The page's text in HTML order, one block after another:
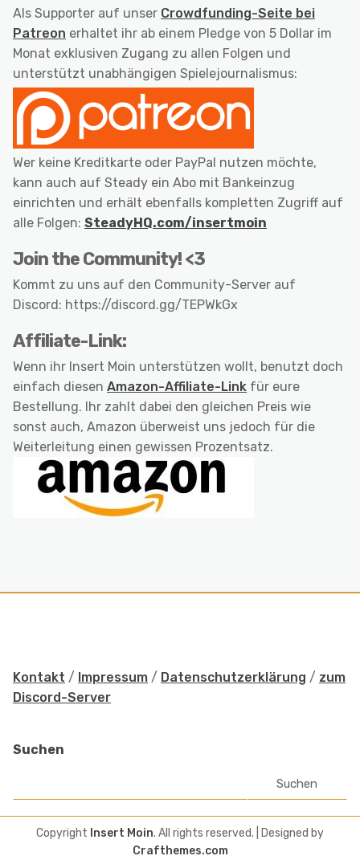
Als Supporter auf unser Crowdfunding-Seite bei
Patreon erhaltet ihr ab einem Pledge von 5 Dollar im
Monat exklusiven Zugang zu allen Folgen und
unterstützt unabhängigen Spielejournalismus:
Wer keine Kreditkarte oder PayPal nutzen möchte,
kann auch auf Steady ein Abo mit Bankeinzug
einrichten und erhält ebenfalls kompletten Zugriff auf
alle Folgen: SteadyHQ.com/insertmoin
Join the Community! <3
Kommt zu uns auf den Community-Server auf
Discord: https://discord.gg/TEPWkGx
Affiliate-Link:
Wenn ihr Insert Moin unterstützen wollt, benutzt doch
einfach diesen Amazon-Affiliate-Link für eure
Bestellung. Ihr zahlt dabei den gleichen Preis wie
sonst auch, Amazon überweist uns jedoch für die
Weiterleitung einen gewissen Prozentsatz.
Kontakt / Impressum / Datenschutzerklärung / zum
Discord-Server
Suchen
Suchen
Copyright Insert Moin. All rights reserved. | Designed by
Crafthemes.com